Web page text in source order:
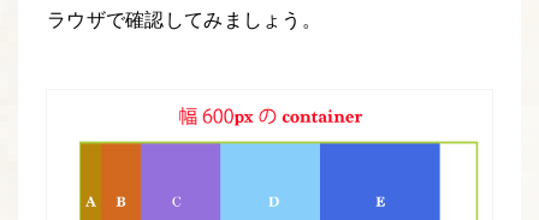
ラウザで確認してみましょう。